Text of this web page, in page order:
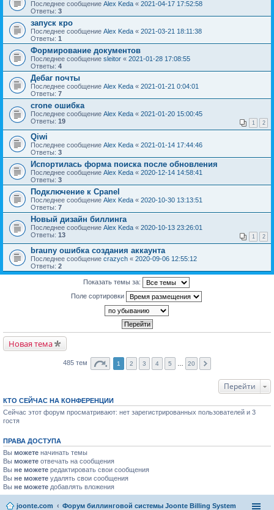
Последнее сообщение Alex Keda « 2021-04-17 17:52:58
Ответы: 3
запуск кро
Последнее сообщение Alex Keda « 2021-03-21 18:11:38
Ответы: 1
Формирование документов
Последнее сообщение sleitor « 2021-01-28 17:08:55
Ответы: 4
Дебаг почты
Последнее сообщение Alex Keda « 2021-01-21 0:04:01
Ответы: 7
crone ошибка
Последнее сообщение Alex Keda « 2021-01-20 15:00:45
Ответы: 19 1 2
Qiwi
Последнее сообщение Alex Keda « 2021-01-14 17:44:46
Ответы: 3
Испортилась форма поиска после обновления
Последнее сообщение Alex Keda « 2020-12-14 14:58:41
Ответы: 3
Подключение к Cpanel
Последнее сообщение Alex Keda « 2020-10-30 13:13:51
Ответы: 7
Новый дизайн биллинга
Последнее сообщение Alex Keda « 2020-10-13 23:26:01
Ответы: 13 1 2
brauny ошибка создания аккаунта
Последнее сообщение crazych « 2020-09-06 12:55:12
Ответы: 2
Показать темы за:
Поле сортировки
Новая тема
485 тем 1 2 3 4 5 20
Перейти
КТО СЕЙЧАС НА КОНФЕРЕНЦИИ
Сейчас этот форум просматривают: нет зарегистрированных пользователей и 3
гостя
ПРАВА ДОСТУПА
Вы можете начинать темы
Вы можете отвечать на сообщения
Вы не можете редактировать свои сообщения
Вы не можете удалять свои сообщения
Вы не можете добавлять вложения
joonte.com Форум биллинговой системы Joonte Billing System